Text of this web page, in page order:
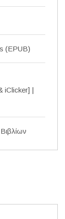
(EPUB)
iClicker] |